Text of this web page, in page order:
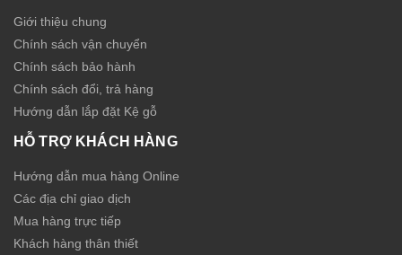
Giới thiệu chung
Chính sách vận chuyển
Chính sách bảo hành
Chính sách đổi, trả hàng
Hướng dẫn lắp đặt Kệ gỗ
HỖ TRỢ KHÁCH HÀNG
Hướng dẫn mua hàng Online
Các địa chỉ giao dịch
Mua hàng trực tiếp
Khách hàng thân thiết